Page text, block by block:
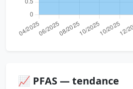
📈 PFAS — tendance